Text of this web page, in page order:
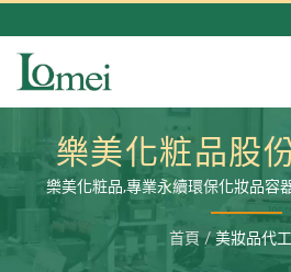
樂美化粧品股
樂美化粧品,專業永續環保化妝品容
首頁 / 美妝品代